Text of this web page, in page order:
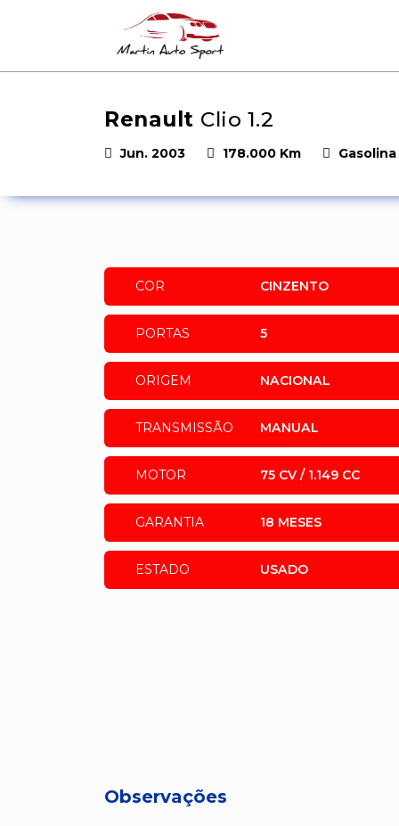
Renault Clio 1.2
Jun. 2003 178.000 Km Gasolina
COR CINZENTO
PORTAS 5
ORIGEM NACIONAL
TRANSMISSÃO MANUAL
MOTOR 75 CV / 1.149 CC
GARANTIA 18 MESES
ESTADO USADO
Observações